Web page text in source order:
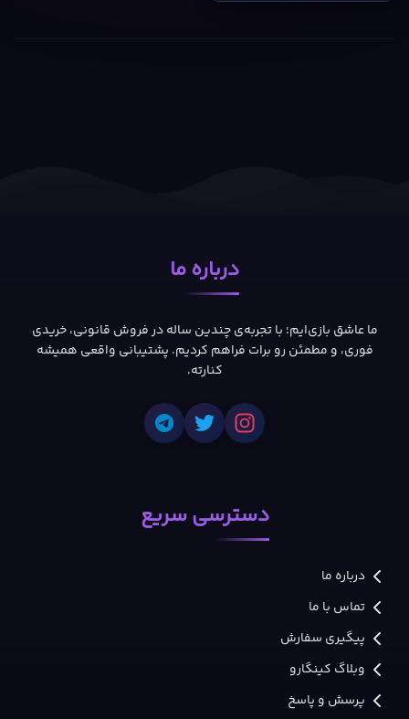
درباره ما
ما عاشق بازی‌ایم؛ با تجربه‌ی چندین ساله در فروش قانونی، خریدی
فوری، و مطمئن رو برات فراهم کردیم. پشتیبانی واقعی همیشه
کنارته.
دسترسی سریع
درباره ما
تماس با ما
پیگیری سفارش
وبلاگ کینگارو
پرسش و پاسخ